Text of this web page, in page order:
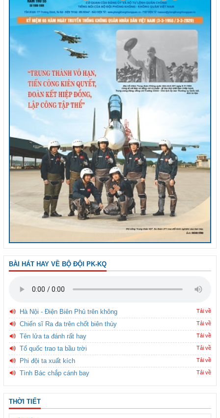
BÀI HÁT HAY VỀ BỘ ĐỘI PK-KQ
Hà Nội - Điện Biên Phủ trên không Tải về
Chiến sĩ Ra đa trên chốt biên thùy Tải về
Tên lửa ta đánh rất hay Tải về
Tổ quốc trao ta bầu trời Tải về
Phi đội ta xuất kích Tải về
Tình Bác chắp cánh bay Tải về
THỜI TIẾT